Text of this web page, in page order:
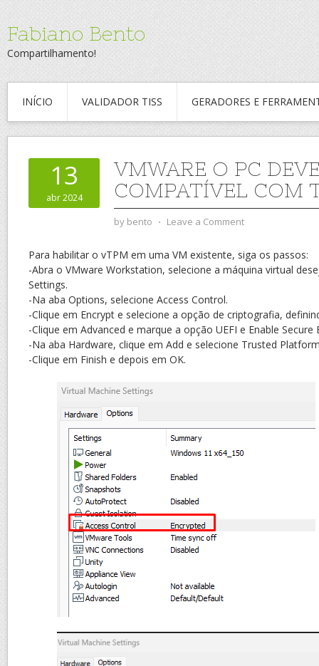
Fabiano Bento
Compartilhamento!
INÍCIO VALIDADOR TISS GERADORES E
13
abr 2024
VMWARE O PC
COMPATÍVEL COM
by bento ⋅ Leave a Comment
Para habilitar o vTPM em uma VM existente, siga os passos:
-Abra o VMware Workstation, selecione a máquina virtual
Settings.
-Na aba Options, selecione Access Control.
-Clique em Encrypt e selecione a opção de criptografia,
-Clique em Advanced e marque a opção UEFI e Enable
-Na aba Hardware, clique em Add e selecione Trusted
-Clique em Finish e depois em OK.